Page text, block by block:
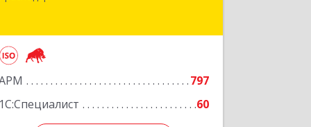
797
1С:Специалист
60
Краснодар г, Рашпилевская ул, дом №